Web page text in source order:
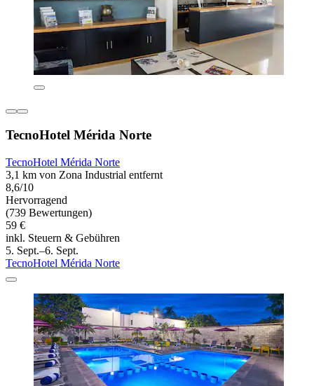
TecnoHotel Mérida Norte
TecnoHotel Mérida Norte
3,1 km von Zona Industrial entfernt
8,6/10
Hervorragend
(739 Bewertungen)
59 €
inkl. Steuern & Gebühren
5. Sept.–6. Sept.
TecnoHotel Mérida Norte